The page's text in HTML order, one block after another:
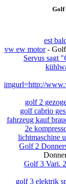
Golf
est
vw ew motor- Golf
Servus sagt
imgurl=http://
golf 2
golf cabrio
fahrzeug kauf
2e
lichtmaschine
Golf 2
Golf 3 Vari.
golf 3 elektrik